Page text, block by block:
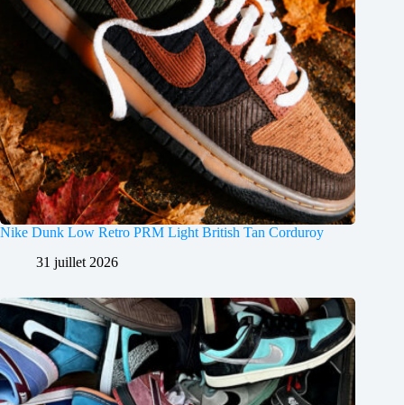
Nike Dunk Low Retro PRM Light British Tan Corduroy
31 juillet 2026